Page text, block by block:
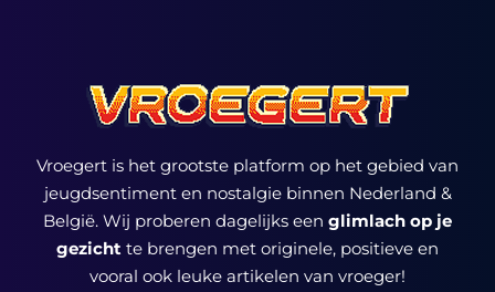
Vroegert is het grootste platform op het gebied van
jeugdsentiment en nostalgie binnen Nederland &
België. Wij proberen dagelijks een glimlach op je
gezicht te brengen met originele, positieve en
vooral ook leuke artikelen van vroeger!